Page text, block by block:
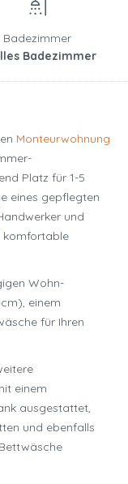
Badezimmer
Badezimmer
Monteurwohnung
Platz für 1-5
eines gepflegten
und
komfortable
Wohn-
einem
für Ihren
einem
ausgestattet,
und ebenfalls